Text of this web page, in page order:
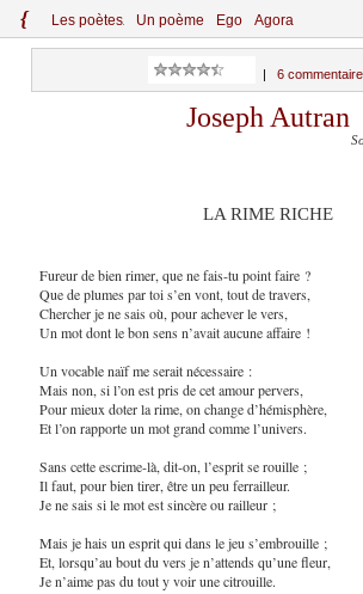
{ Les poètes Un poème Ego Agora
6
Joseph Autran
LA RIME RICHE
Fureur de bien rimer, que ne fais-tu point faire ?
Que de plumes par toi s’en vont, tout de travers,
Chercher je ne sais où, pour achever le vers,
Un mot dont le bon sens n’avait aucune affaire !
Un vocable naïf me serait nécessaire :
Mais non, si l’on est pris de cet amour pervers,
Pour mieux doter la rime, on change d’hémisphère,
Et l’on rapporte un mot grand comme l’univers.
Sans cette escrime-là, dit-on, l’esprit se rouille ;
Il faut, pour bien tirer, être un peu ferrailleur.
Je ne sais si le mot est sincère ou railleur ;
Mais je hais un esprit qui dans le jeu s’embrouille ;
Et, lorsqu’au bout du vers je n’attends qu’une fleur,
Je n’aime pas du tout y voir une citrouille.